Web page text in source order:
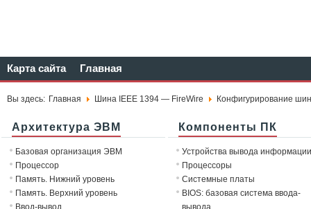
Карта сайта Главная
Вы здесь: Главная Шина IEEE 1394 — FireWire Конфигурирование
Архитектура ЭВМ
Базовая организация ЭВМ
Процессор
Память. Нижний уровень
Память. Верхний уровень
Ввод-вывод
Компоненты ПК
Устройства вывода информации
Процессоры
Системные платы
BIOS: базовая система ввода-
вывода